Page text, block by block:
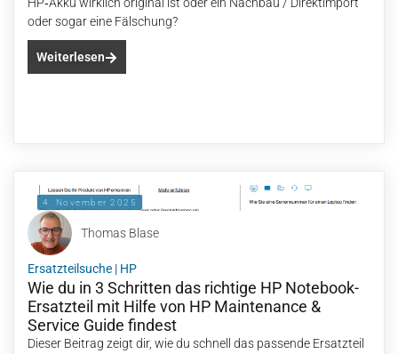
oder sogar eine Fälschung?
Weiterlesen
4. November 2025
Thomas Blase
Ersatzteilsuche | HP
Wie du in 3 Schritten das richtige HP Notebook-
Ersatzteil mit Hilfe von HP Maintenance &
Service Guide findest
Dieser Beitrag zeigt dir, wie du schnell das passende Ersatzteil